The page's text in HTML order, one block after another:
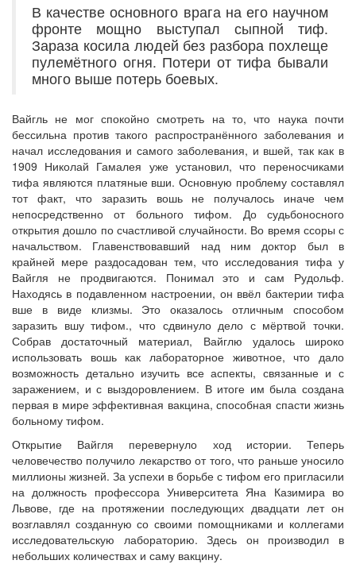
В качестве основного врага на его научном
фронте мощно выступал сыпной тиф.
Зараза косила людей без разбора похлеще
пулемётного огня. Потери от тифа бывали
много выше потерь боевых.
Вайгль не мог спокойно смотреть на то, что наука почти
бессильна против такого распространённого заболевания и
начал исследования и самого заболевания, и вшей, так как в
1909 Николай Гамалея уже установил, что переносчиками
тифа являются платяные вши. Основную проблему составлял
тот факт, что заразить вошь не получалось иначе чем
непосредственно от больного тифом. До судьбоносного
открытия дошло по счастливой случайности. Во время ссоры с
начальством. Главенствовавший над ним доктор был в
крайней мере раздосадован тем, что исследования тифа у
Вайгля не продвигаются. Понимал это и сам Рудольф.
Находясь в подавленном настроении, он ввёл бактерии тифа
вше в виде клизмы. Это оказалось отличным способом
заразить вшу тифом., что сдвинуло дело с мёртвой точки.
Собрав достаточный материал, Вайглю удалось широко
использовать вошь как лабораторное животное, что дало
возможность детально изучить все аспекты, связанные и с
заражением, и с выздоровлением. В итоге им была создана
первая в мире эффективная вакцина, способная спасти жизнь
больному тифом.
Открытие Вайгля перевернуло ход истории. Теперь
человечество получило лекарство от того, что раньше уносило
миллионы жизней. За успехи в борьбе с тифом его пригласили
на должность профессора Университета Яна Казимира во
Львове, где на протяжении последующих двадцати лет он
возглавлял созданную со своими помощниками и коллегами
исследовательскую лабораторию. Здесь он производил в
небольших количествах и саму вакцину.